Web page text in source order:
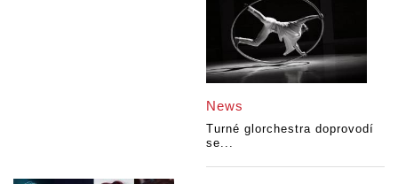
News
Turné glorchestra doprovodí
se...